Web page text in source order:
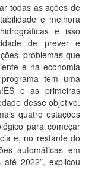
todas as ações de
e melhora
e isso
de prever e
problemas que
e na economia
tem uma
e as primeiras
desse objetivo.
quatro estações
para começar
e, no restante do
automáticas em
2022”, explicou